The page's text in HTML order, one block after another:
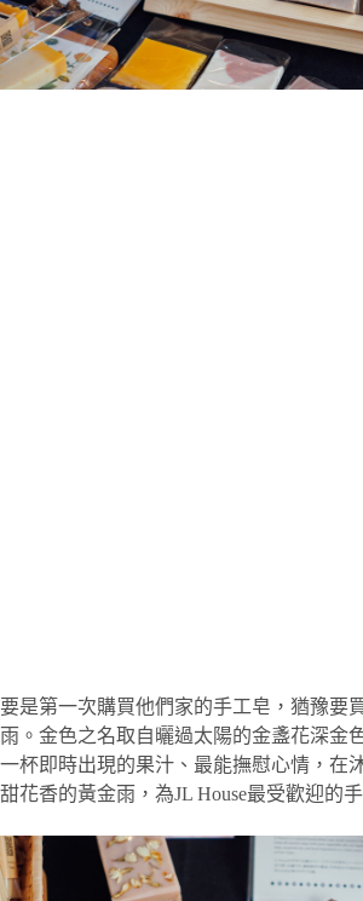
要是第一次購買他們家的手工皂，猶豫要
雨。金色之名取自曬過太陽的金盞花深金
一杯即時出現的果汁、最能撫慰心情，在
甜花香的黃金雨，為JL House最受歡迎的